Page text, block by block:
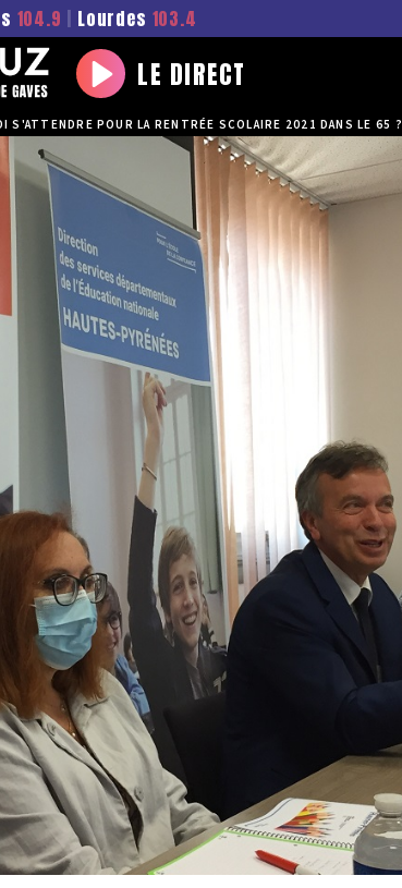
104.9 | Lourdes 103.4
Play
LE DIRECT
S'ATTENDRE POUR LA RENTRÉE SCOLAIRE 2021 DANS LE 65 ?